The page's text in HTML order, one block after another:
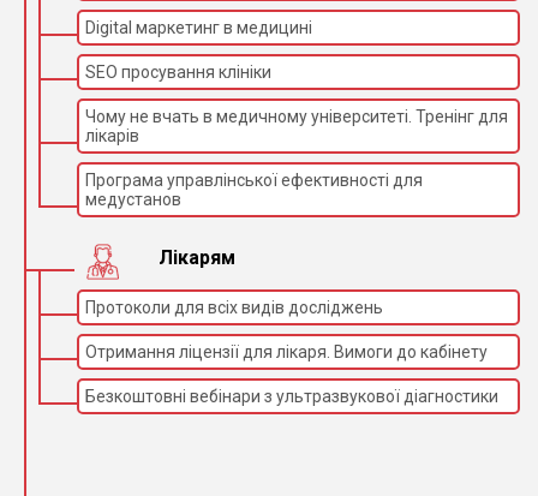
Digital маркетинг в медицині
SEO просування клініки
Чому не вчать в медичному університеті. Тренінг для
лікарів
Програма управлінської ефективності для
медустанов
Лікарям
Протоколи для всіх видів досліджень
Отримання ліцензії для лікаря. Вимоги до кабінету
Безкоштовні вебінари з ультразвукової діагностики